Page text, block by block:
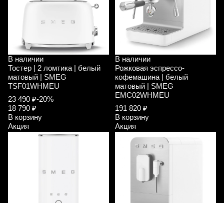
В наличии
Тостер | 2 ломтика | белый
матовый | SMEG
TSF01WHMEU
23 490 ₽-20%
18 790 ₽
В корзину
Акция
В наличии
Рожковая эспрессо-
кофемашина | белый
матовый | SMEG
EMC02WHMEU
191 820 ₽
В корзину
Акция